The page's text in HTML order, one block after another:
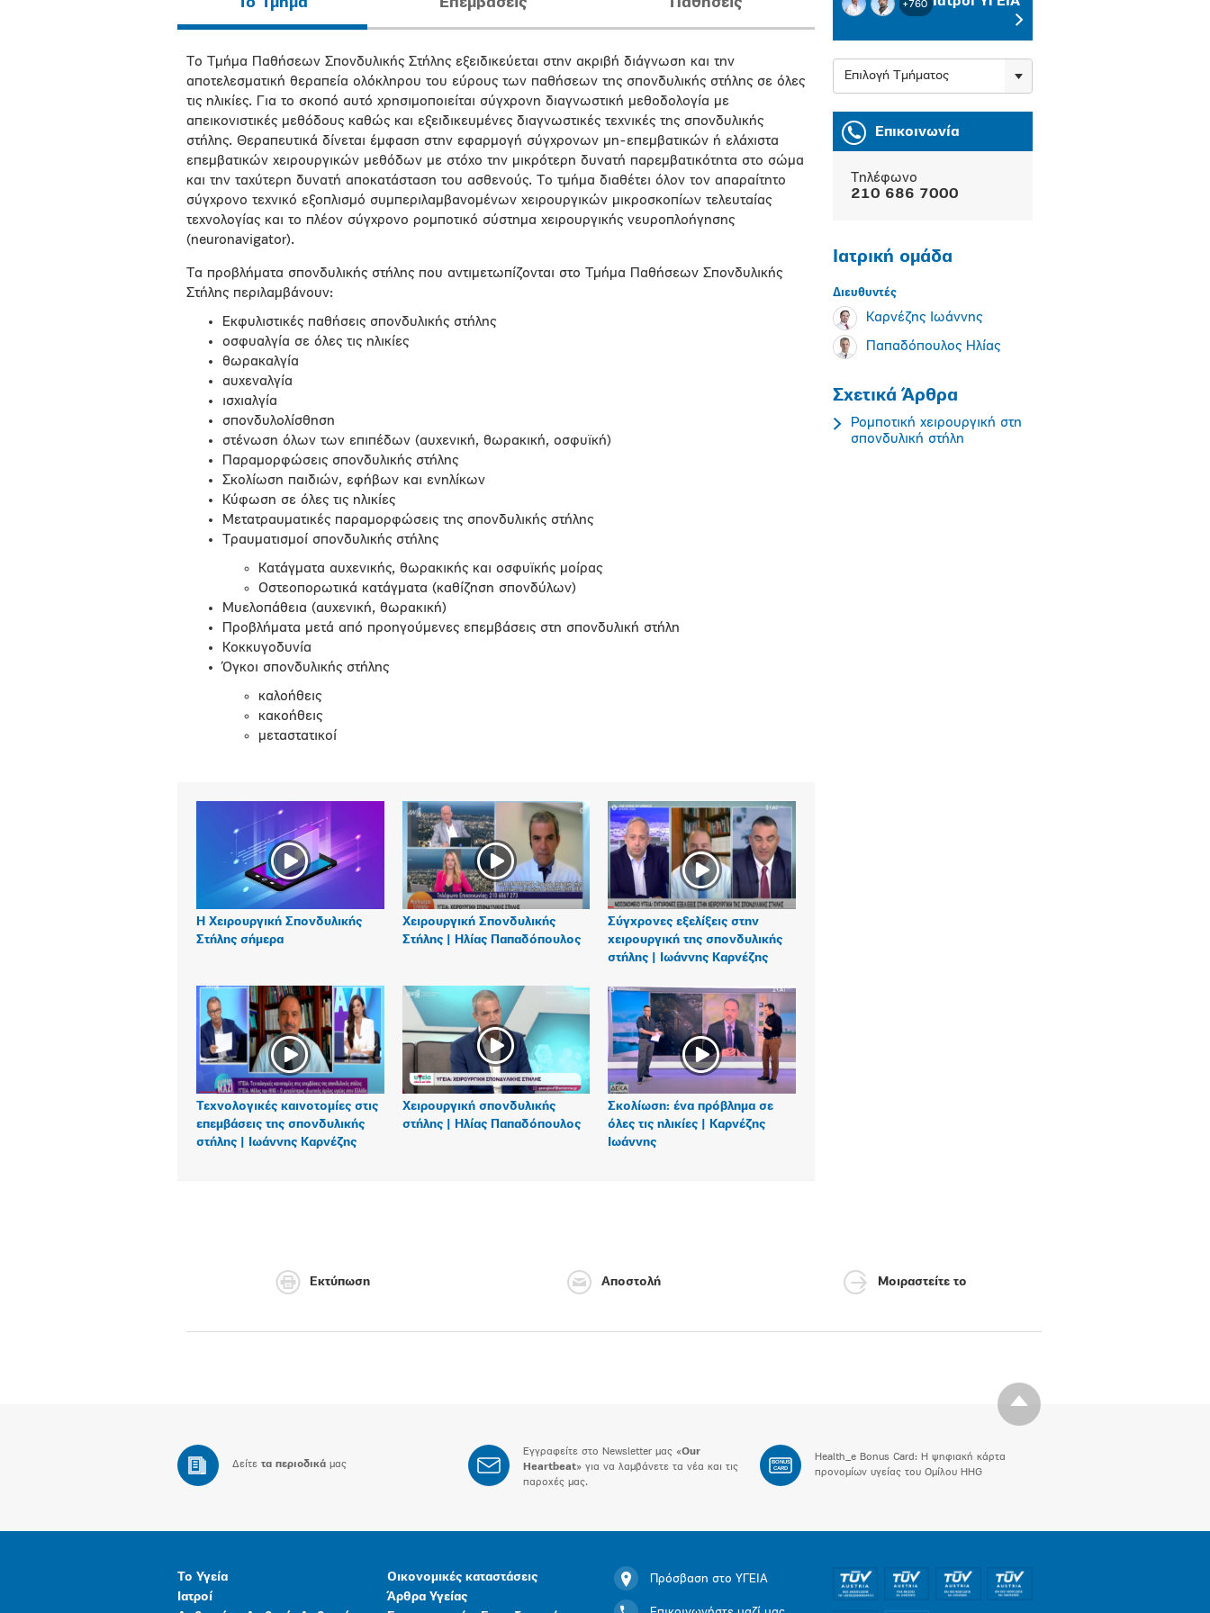
Το Τμήμα Παθήσεων Σπονδυλικής Στήλης εξειδικεύεται στην ακριβή διάγνωση και την
αποτελεσματική θεραπεία ολόκληρου του εύρους των παθήσεων της σπονδυλικής στήλης σε όλες
τις ηλικίες. Για το σκοπό αυτό χρησιμοποιείται σύγχρονη διαγνωστική μεθοδολογία με
απεικονιστικές μεθόδους καθώς και εξειδικευμένες διαγνωστικές τεχνικές της σπονδυλικής
στήλης. Θεραπευτικά δίνεται έμφαση στην εφαρμογή σύγχρονων μη-επεμβατικών ή ελάχιστα
επεμβατικών χειρουργικών μεθόδων με στόχο την μικρότερη δυνατή παρεμβατικότητα στο σώμα
και την ταχύτερη δυνατή αποκατάσταση του ασθενούς. Το τμήμα διαθέτει όλον τον απαραίτητο
σύγχρονο τεχνικό εξοπλισμό συμπεριλαμβανομένων χειρουργικών μικροσκοπίων τελευταίας
τεχνολογίας και το πλέον σύγχρονο ρομποτικό σύστημα χειρουργικής νευροπλοήγησης
(neuronavigator).
Τα προβλήματα σπονδυλικής στήλης που αντιμετωπίζονται στο Τμήμα Παθήσεων Σπονδυλικής
Στήλης περιλαμβάνουν:
Εκφυλιστικές παθήσεις σπονδυλικής στήλης
οσφυαλγία σε όλες τις ηλικίες
θωρακαλγία
αυχεναλγία
ισχιαλγία
σπονδυλολίσθηση
στένωση όλων των επιπέδων (αυχενική, θωρακική, οσφυϊκή)
Παραμορφώσεις σπονδυλικής στήλης
Σκολίωση παιδιών, εφήβων και ενηλίκων
Κύφωση σε όλες τις ηλικίες
Μετατραυματικές παραμορφώσεις της σπονδυλικής στήλης
Τραυματισμοί σπονδυλικής στήλης
Κατάγματα αυχενικής, θωρακικής και οσφυϊκής μοίρας
Οστεοπορωτικά κατάγματα (καθίζηση σπονδύλων)
Μυελοπάθεια (αυχενική, θωρακική)
Προβλήματα μετά από προηγούμενες επεμβάσεις στη σπονδυλική στήλη
Κοκκυγοδυνία
Όγκοι σπονδυλικής στήλης
καλοήθεις
κακοήθεις
μεταστατικοί
Η Χειρουργική Σπονδυλικής
Στήλης σήμερα
Χειρουργική Σπονδυλικής
Στήλης | Ηλίας Παπαδόπουλος
Σύγχρονες εξελίξεις στην
χειρουργική της σπονδυλικής
στήλης | Ιωάννης Καρνέζης
Τεχνολογικές καινοτομίες στις
επεμβάσεις της σπονδυλικής
στήλης | Ιωάννης Καρνέζης
Χειρουργική σπονδυλικής
στήλης | Ηλίας Παπαδόπουλος
Σκολίωση: ένα πρόβλημα σε
όλες τις ηλικίες | Καρνέζης
Ιωάννης
+760
Επιλογή Τμήματος
Επικοινωνία
Τηλέφωνο
210 686 7000
Ιατρική ομάδα
Διευθυντές
Καρνέζης Ιωάννης
Παπαδόπουλος Ηλίας
Σχετικά Άρθρα
Ρομποτική χειρουργική στη
σπονδυλική στήλη
Εκτύπωση Αποστολή Μοιραστείτε το
Δείτε τα περιοδικά μας
Εγγραφείτε στο Newsletter μας «Our
Heartbeat» για να λαμβάνετε τα νέα και τις
παροχές μας.
BONUS
CARD
Health_e Bonus Card: H ψηφιακή κάρτα
προνομίων υγείας του Ομίλου HHG
Το Υγεία
Ιατροί
Οικονομικές καταστάσεις
Άρθρα Υγείας
Πρόσβαση στο ΥΓΕΙΑ